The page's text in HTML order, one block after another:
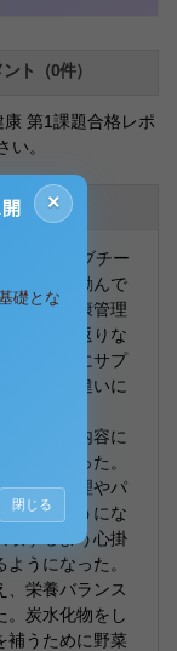
ト（0件）
第1課題合格レポ
。
技のクラブチー
ニングに励んで
食事と健康管理
活を振り返りな
し、さらにサプ
薬品」の違いに
は食事の内容に
が多かった。
、体調管理やパ
識するようにな
取するよう心掛
うになった。
、栄養バランス
。炭水化物をし
補うために野菜
×
礎とな
閉じる